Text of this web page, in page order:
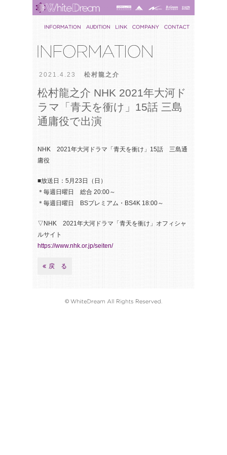
2021.4.23 松村龍之介
松村龍之介 NHK 2021年大河ド
ラマ「青天を衝け」15話 三島
通庸役で出演
NHK 2021年大河ドラマ「青天を衝け」15話 三島通
庸役
■放送日：5月23日（日）
＊毎週日曜日 総合 20:00～
＊毎週日曜日 BSプレミアム・BS4K 18:00～
▽NHK 2021年大河ドラマ「青天を衝け」オフィシャ
ルサイト
https://www.nhk.or.jp/seiten/
戻 る